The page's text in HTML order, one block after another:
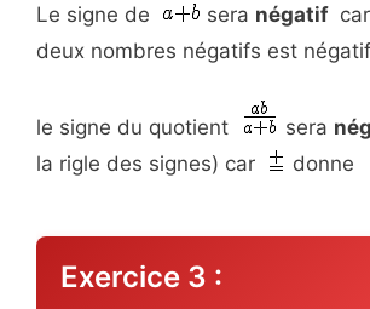
Le signe de sera négatif
deux nombres négatifs est
le signe du quotient sera
la rigle des signes) car
donne
Exercice 3 :